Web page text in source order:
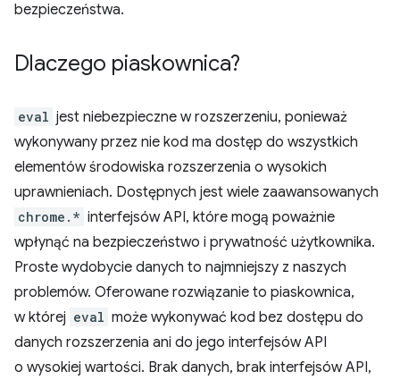
bezpieczeństwa.
Dlaczego piaskownica?
eval jest niebezpieczne w rozszerzeniu, ponieważ
wykonywany przez nie kod ma dostęp do wszystkich
elementów środowiska rozszerzenia o wysokich
uprawnieniach. Dostępnych jest wiele zaawansowanych
chrome.* interfejsów API, które mogą poważnie
wpłynąć na bezpieczeństwo i prywatność użytkownika.
Proste wydobycie danych to najmniejszy z naszych
problemów. Oferowane rozwiązanie to piaskownica,
w której eval może wykonywać kod bez dostępu do
danych rozszerzenia ani do jego interfejsów API
o wysokiej wartości. Brak danych, brak interfejsów API,